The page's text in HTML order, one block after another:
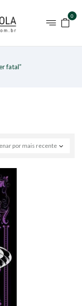
0
fatal”
por mais recente